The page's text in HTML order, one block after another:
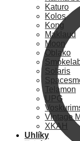
Katuro
Kolos
Kong
Maklaud
Moon
Oblako
Solaris
Telamon
UPG
Vintage
XKAH
Uhlíky